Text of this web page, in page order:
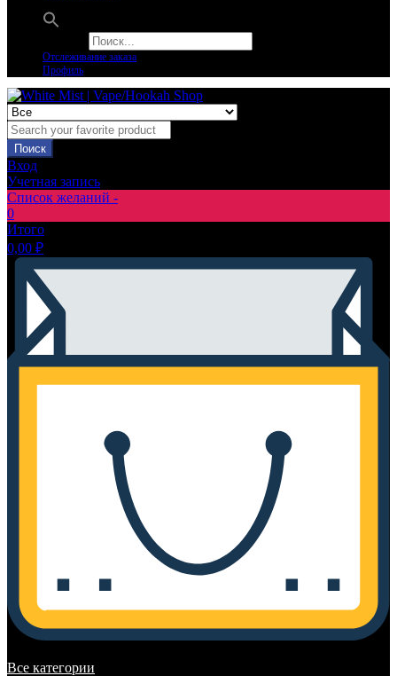
Отслеживание заказа
Профиль
Поиск
Вход
Учетная запись
Список желаний -
0
Итого
0,00 ₽
Все категории